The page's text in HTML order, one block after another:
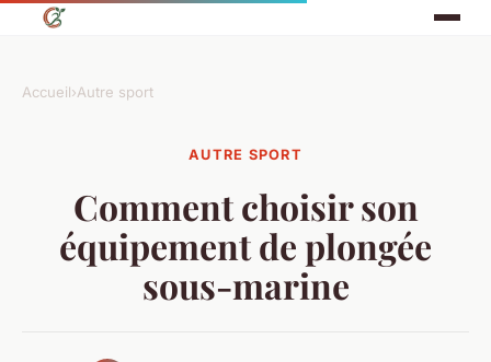
Accueil›Autre sport
AUTRE SPORT
Comment choisir son
équipement de plongée
sous-marine